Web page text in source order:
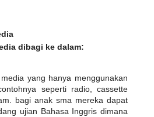
dibagi ke dalam:
yang hanya menggunakan
seperti radio, cassette
bagi anak sma mereka dapat
ujian Bahasa Inggris dimana